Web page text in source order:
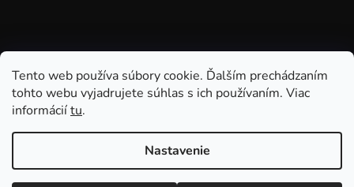
Tento web používa súbory cookie. Ďalším prechádzaním
tohto webu vyjadrujete súhlas s ich používaním. Viac
informáciítu.
Nastavenie